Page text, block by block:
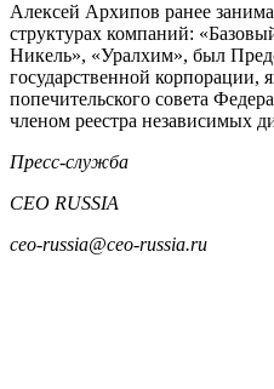
Алексей Архипов ранее
структурах компаний:
Никель», «Уралхим», был
государственной корпорации,
попечительского совета
членом реестра независимых
Пресс-служба
CEO RUSSIA
ceo-russia@ceo-russia.ru